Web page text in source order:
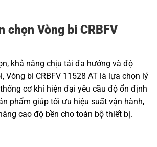
chọn Vòng bi CRBFV
khả năng chịu tải đa hướng và độ
Vòng bi CRBFV 11528 AT là lựa chọn lý
cơ khí hiện đại yêu cầu độ ổn định
phẩm giúp tối ưu hiệu suất vận hành,
cao độ bền cho toàn bộ thiết bị.